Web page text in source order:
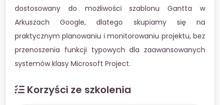
dostosowany do możliwości szablonu Gantta w
Arkuszach Google, dlatego skupiamy się na
praktycznym planowaniu i monitorowaniu projektu, bez
przenoszenia funkcji typowych dla zaawansowanych
systemów klasy Microsoft Project.
Korzyści ze szkolenia